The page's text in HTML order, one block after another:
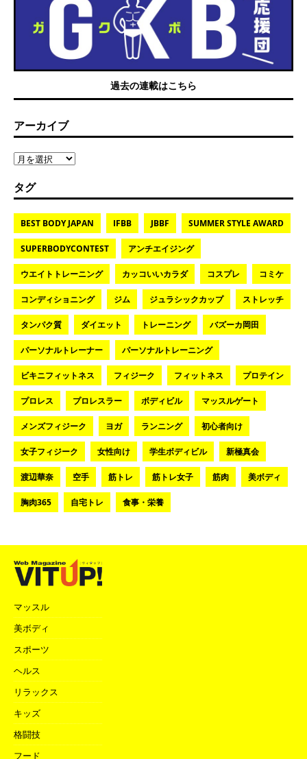
過去の連載はこちら
アーカイブ
タグ
BEST BODY JAPAN IFBB JBBF SUMMER STYLE AWARD
SUPERBODYCONTEST アンチエイジング
ウエイトトレーニング カッコいいカラダ コスプレ コミケ
コンディショニング ジム ジュラシックカップ ストレッチ
タンパク質 ダイエット トレーニング バズーカ岡田
パーソナルトレーナー パーソナルトレーニング
ビキニフィットネス フィジーク フィットネス プロテイン
プロレス プロレスラー ボディビル マッスルゲート
メンズフィジーク ヨガ ランニング 初心者向け
女子フィジーク 女性向け 学生ボディビル 新極真会
渡辺華奈 空手 筋トレ 筋トレ女子 筋肉 美ボディ
胸肉365 自宅トレ 食事・栄養
マッスル
美ボディ
スポーツ
ヘルス
リラックス
キッズ
格闘技
フード